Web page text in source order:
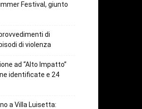
Festival, giunto
di
di violenza
ad “Alto Impatto”
identificate e 24
a Villa Luisetta: